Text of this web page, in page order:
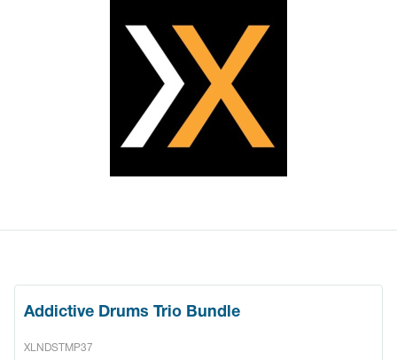
Addictive Drums Trio Bundle
XLNDSTMP37